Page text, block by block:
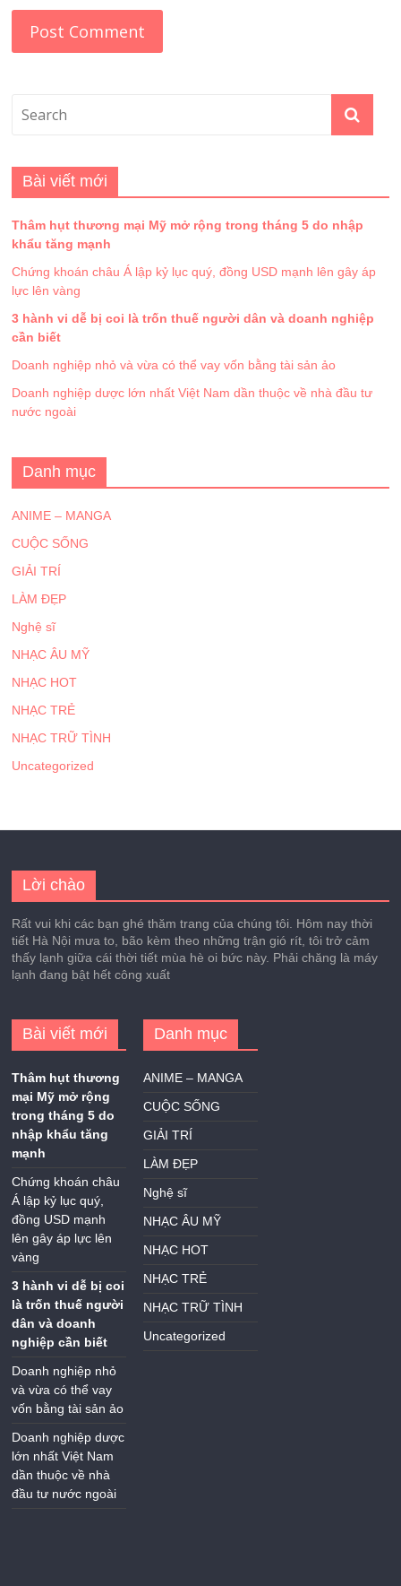
Bài viết mới
Thâm hụt thương mại Mỹ mở rộng trong tháng 5 do nhập
khẩu tăng mạnh
Chứng khoán châu Á lập kỷ lục quý, đồng USD mạnh lên gây áp
lực lên vàng
3 hành vi dễ bị coi là trốn thuế người dân và doanh nghiệp
cần biết
Doanh nghiệp nhỏ và vừa có thể vay vốn bằng tài sản ảo
Doanh nghiệp dược lớn nhất Việt Nam dần thuộc về nhà đầu tư
nước ngoài
Danh mục
ANIME – MANGA
CUỘC SỐNG
GIẢI TRÍ
LÀM ĐẸP
Nghệ sĩ
NHẠC ÂU MỸ
NHẠC HOT
NHẠC TRẺ
NHẠC TRỮ TÌNH
Uncategorized
Lời chào
Rất vui khi các bạn ghé thăm trang của chúng tôi. Hôm nay thời
tiết Hà Nội mưa to, bão kèm theo những trận gió rít, tôi trở cảm
thấy lạnh giữa cái thời tiết mùa hè oi bức này. Phải chăng là máy
lạnh đang bật hết công xuất
Bài viết mới
Thâm hụt thương
mại Mỹ mở rộng
trong tháng 5 do
nhập khẩu tăng
mạnh
Chứng khoán châu
Á lập kỷ lục quý,
đồng USD mạnh
lên gây áp lực lên
vàng
3 hành vi dễ bị coi
là trốn thuế người
dân và doanh
nghiệp cần biết
Doanh nghiệp nhỏ
và vừa có thể vay
vốn bằng tài sản ảo
Doanh nghiệp dược
lớn nhất Việt Nam
dần thuộc về nhà
đầu tư nước ngoài
Danh mục
ANIME – MANGA
CUỘC SỐNG
GIẢI TRÍ
LÀM ĐẸP
Nghệ sĩ
NHẠC ÂU MỸ
NHẠC HOT
NHẠC TRẺ
NHẠC TRỮ TÌNH
Uncategorized